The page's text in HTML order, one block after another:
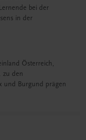
bei der
in der
Österreich,
zu den
und Burgund prägen